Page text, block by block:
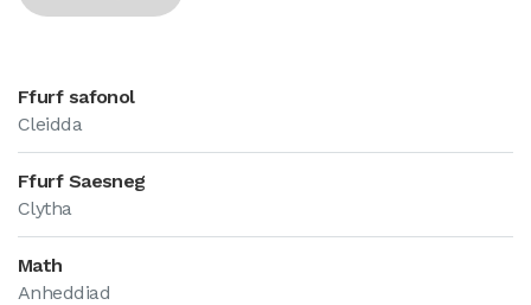
Ffurf safonol
Cleidda
Ffurf Saesneg
Clytha
Math
Anheddiad